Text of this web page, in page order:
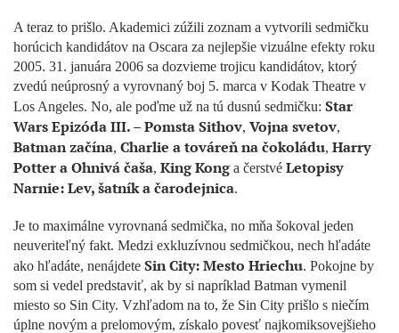
A teraz to prišlo. Akademici zúžili zoznam a vytvorili sedmičku
horúcich kandidátov na Oscara za nejlepšie vizuálne efekty roku
2005. 31. januára 2006 sa dozvieme trojicu kandidátov, ktorý
zvedú neúprosný a vyrovnaný boj 5. marca v Kodak Theatre v
Los Angeles. No, ale poďme už na tú dusnú sedmičku: Star
Wars Epizóda III. – Pomsta Sithov, Vojna svetov,
Batman začína, Charlie a továreň na čokoládu, Harry
Potter a Ohnivá čaša, King Konga čerstvé Letopisy
Narnie: Lev, šatník a čarodejnica.
Je to maximálne vyrovnaná sedmička, no mňa šokoval jeden
neuveriteľný fakt. Medzi exkluzívnou sedmičkou, nech hľadáte
ako hľadáte, nenájdete Sin City: Mesto Hriechu. Pokojne by
som si vedel predstaviť, ak by si napríklad Batman vymenil
miesto so Sin City. Vzhľadom na to, že Sin City prišlo s niečím
úplne novým a prelomovým, získalo povesť najkomiksovejšieho